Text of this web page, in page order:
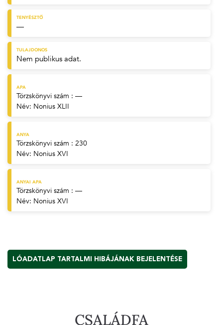
TENYÉSZTŐ
—
TULAJDONOS
Nem publikus adat.
APA
Törzskönyvi szám : —
Név: Nonius XLII
ANYA
Törzskönyvi szám : 230
Név: Nonius XVI
ANYAI APA
Törzskönyvi szám : —
Név: Nonius XVI
LÓADATLAP TARTALMI HIBÁJÁNAK BEJELENTÉSE
CSALÁDFA